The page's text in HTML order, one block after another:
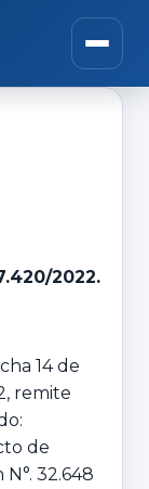
Abrir
2022.
14 de
remite
de
32.648